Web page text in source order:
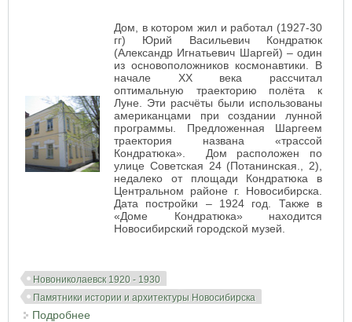
Дом, в котором жил и работал (1927-30
гг) Юрий Васильевич Кондратюк
(Александр Игнатьевич Шаргей) – один
из основоположников космонавтики. В
начале XX века рассчитал
оптимальную траекторию полёта к
Луне. Эти расчёты были использованы
американцами при создании лунной
программы. Предложенная Шаргеем
траектория названа «трассой
Кондратюка». Дом расположен по
улице Советская 24 (Потанинская., 2),
недалеко от площади Кондратюка в
Центральном районе г. Новосибирска.
Дата постройки – 1924 год. Также в
«Доме Кондратюка» находится
Новосибирский городской музей.
Новониколаевск 1920 - 1930
Памятники истории и архитектуры Новосибирска
Подробнее